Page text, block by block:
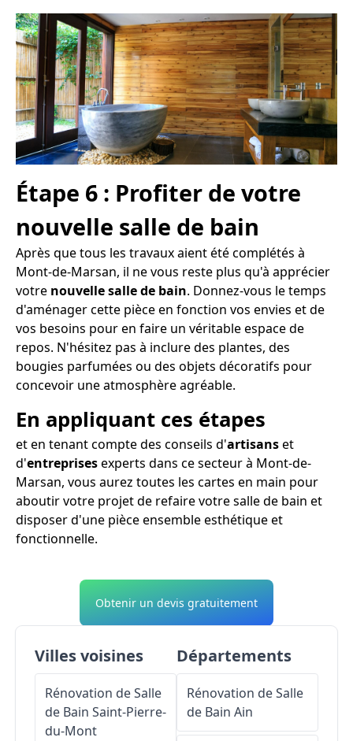
Étape 6 : Profiter de votre
nouvelle salle de bain
Après que tous les travaux aient été complétés à
Mont-de-Marsan, il ne vous reste plus qu'à apprécier
votre nouvelle salle de bain. Donnez-vous le temps
d'aménager cette pièce en fonction vos envies et de
vos besoins pour en faire un véritable espace de
repos. N'hésitez pas à inclure des plantes, des
bougies parfumées ou des objets décoratifs pour
concevoir une atmosphère agréable.
En appliquant ces étapes
et en tenant compte des conseils d'artisanset
d'entreprisesexperts dans ce secteur à Mont-de-
Marsan, vous aurez toutes les cartes en main pour
aboutir votre projet de refaire votre salle de bain et
disposer d'une pièce ensemble esthétique et
fonctionnelle.
Obtenir un devis gratuitement
Villes voisines
Rénovation de Salle
de Bain Saint-Pierre-
du-Mont
Départements
Rénovation de Salle
de Bain Ain